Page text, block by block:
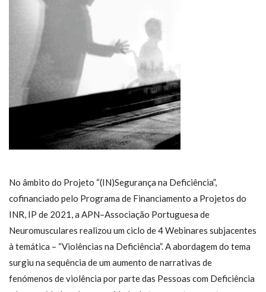
No âmbito do Projeto “(IN)Segurança na Deficiência”,
cofinanciado pelo Programa de Financiamento a Projetos do
INR, IP de 2021, a APN–Associação Portuguesa de
Neuromusculares realizou um ciclo de 4 Webinares subjacentes
à temática – “Violências na Deficiência”. A abordagem do tema
surgiu na sequência de um aumento de narrativas de
fenómenos de violência por parte das Pessoas com Deficiência